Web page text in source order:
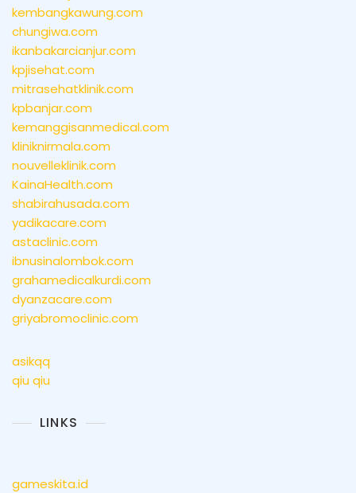
kembangkawung.com
chungiwa.com
ikanbakarcianjur.com
kpjisehat.com
mitrasehatklinik.com
kpbanjar.com
kemanggisanmedical.com
kliniknirmala.com
nouvelleklinik.com
KainaHealth.com
shabirahusada.com
yadikacare.com
astaclinic.com
ibnusinalombok.com
grahamedicalkurdi.com
dyanzacare.com
griyabromoclinic.com
asikqq
qiu qiu
LINKS
gameskita.id